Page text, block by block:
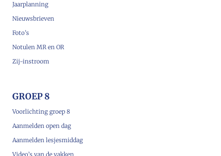
Jaarplanning
Nieuwsbrieven
Foto’s
Notulen MR en OR
Zij-instroom
GROEP 8
Voorlichting groep 8
Aanmelden open dag
Aanmelden lesjesmiddag
Video’s van de vakken